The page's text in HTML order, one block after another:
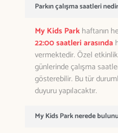
Parkın çalışma saatleri
My Kids Parkhaftanın
22:00 saatleri arasında
vermektedir. Özel
günlerinde çalışma
gösterebilir. Bu tür
duyuru yapılacaktır.
My Kids Park nerede